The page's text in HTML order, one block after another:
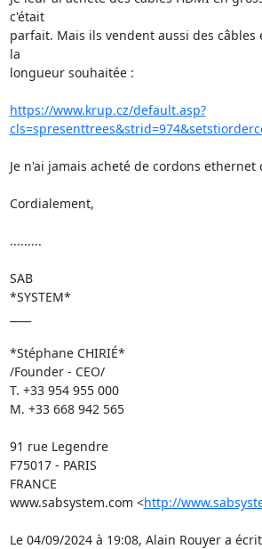
c'était
parfait. Mais ils vendent aussi des câbles
la
longueur souhaitée :
https://www.krup.cz/default.asp?
Je n'ai jamais acheté de cordons ethernet
Cordialement,
.........
SAB
*SYSTEM*
*Stéphane CHIRIÉ*
/Founder - CEO/
T. +33 954 955 000
M. +33 668 942 565
91 rue Legendre
F75017 - PARIS
FRANCE
www.sabsystem.com <http://
Le 04/09/2024 à 19:08, Alain Rouyer a écrit